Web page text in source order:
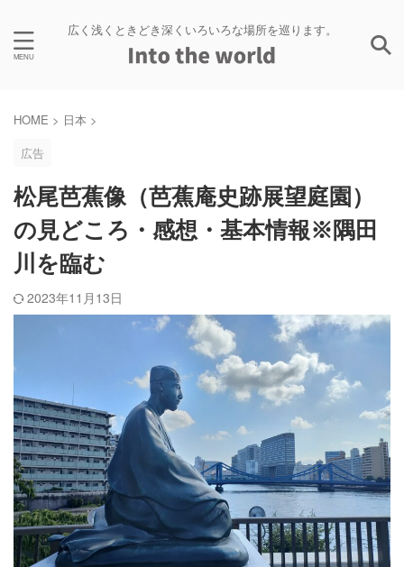
広く浅くときどき深くいろいろな場所を巡ります。
HOME > 日本 >
広告
松尾芭蕉像（芭蕉庵史跡展望庭園）
の見どころ・感想・基本情報※隅田
川を臨む
2023年11月13日